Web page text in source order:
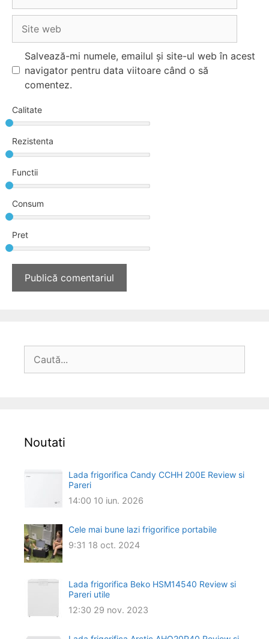
web
Salvează-mi numele, emailul și site-ul web în acest
navigator pentru data viitoare când o să
comentez.
Calitate
Rezistenta
Functii
Consum
Pret
după:
Noutati
Lada frigorifica Candy CCHH 200E Review si
Pareri
14:00 10 iun. 2026
Cele mai bune lazi frigorifice portabile
9:31 18 oct. 2024
Lada frigorifica Beko HSM14540 Review si
Pareri utile
12:30 29 nov. 2023